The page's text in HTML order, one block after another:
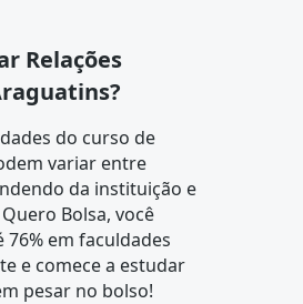
Relações
do curso de
variar entre
da instituição e
Bolsa, você
em faculdades
e comece a estudar
pesar no bolso!